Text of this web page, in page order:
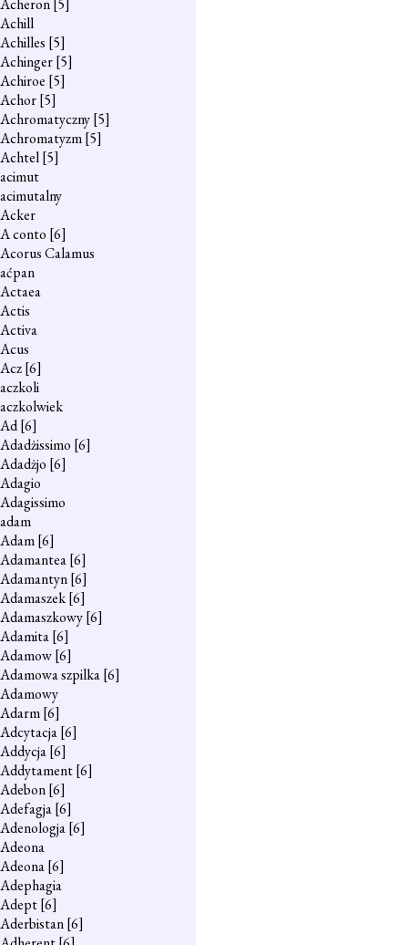
Acheron[5]
Achill
Achilles [5]
Achinger[5]
Achiroe [5]
Achor[5]
Achromatyczny[5]
Achromatyzm[5]
Achtel[5]
acimut
acimutalny
Acker
A conto [6]
Acorus Calamus
aćpan
Actaea
Actis
Activa
Acus
Acz[6]
aczkoli
aczkolwiek
Ad[6]
Adadżissimo [6]
Adadżjo [6]
Adagio
Adagissimo
adam
Adam[6]
Adamantea[6]
Adamantyn[6]
Adamaszek[6]
Adamaszkowy[6]
Adamita[6]
Adamow[6]
Adamowa szpilka[6]
Adamowy
Adarm[6]
Adcytacja[6]
Addycja[6]
Addytament[6]
Adebon[6]
Adefagja[6]
Adenologja[6]
Adeona
Adeona[6]
Adephagia
Adept[6]
Aderbistan[6]